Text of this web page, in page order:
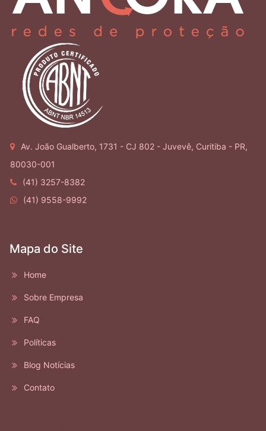
Av. João Gualberto, 1731 - CJ 802 - Juvevê, Curitiba - PR,
80030-001
(41) 3257-8382
(41) 9558-9992
Mapa do Site
Home
Sobre Empresa
FAQ
Políticas
Blog Notícias
Contato